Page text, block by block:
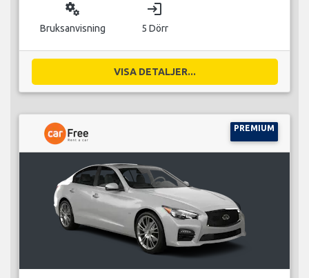
miscellaneous_services
Bruksanvisning
login
5 Dörr
VISA DETALJER...
PREMIUM